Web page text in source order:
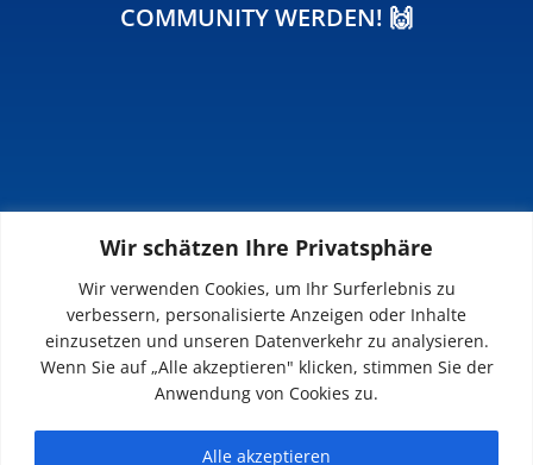
Wir schätzen Ihre Privatsphäre
Wir verwenden Cookies, um Ihr Surferlebnis zu
verbessern, personalisierte Anzeigen oder Inhalte
einzusetzen und unseren Datenverkehr zu analysieren.
Wenn Sie auf „Alle akzeptieren" klicken, stimmen Sie der
Anwendung von Cookies zu.
Alle akzeptieren
COMMUNITY WERDEN! 🙌
INFOS
Impressum
Datenschutz
Kontakt